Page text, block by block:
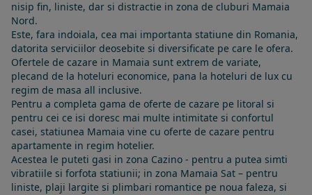
nisip fin, liniste, dar si distractie in zona de cluburi Mamaia
Nord.
Este, fara indoiala, cea mai importanta statiune din Romania,
datorita serviciilor deosebite si diversificate pe care le ofera.
Ofertele de cazare in Mamaia sunt extrem de variate,
plecand de la hoteluri economice, pana la hoteluri de lux cu
regim de masa all inclusive.
Pentru a completa gama de oferte de cazare pe litoral si
pentru cei ce isi doresc mai multe intimitate si confortul
casei, statiunea Mamaia vine cu oferte de cazare pentru
apartamente in regim hotelier.
Acestea le puteti gasi in zona Cazino - pentru a putea simti
vibratiile si forfota statiunii; in zona Mamaia Sat – pentru
liniste, plaji largite si plimbari romantice pe noua faleza, si